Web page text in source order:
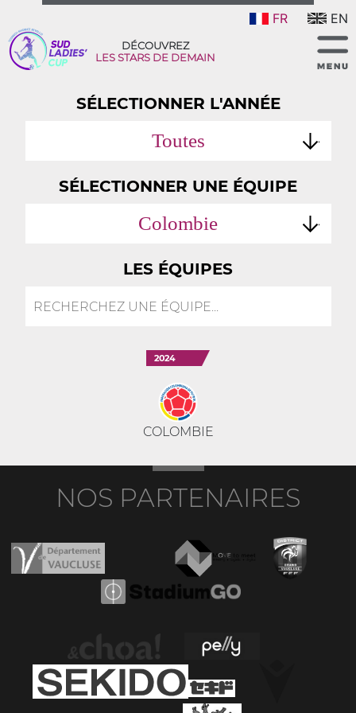
FR EN
DÉCOUVREZ
LES STARS DE DEMAIN
SÉLECTIONNER L'ANNÉE
Toutes
SÉLECTIONNER UNE ÉQUIPE
Colombie
LES ÉQUIPES
2024
COLOMBIE
NOS PARTENAIRES